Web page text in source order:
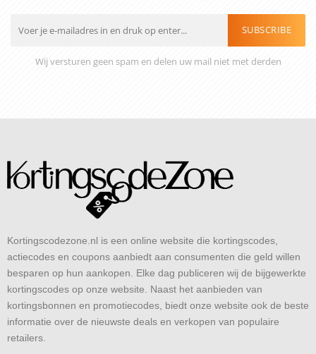
SUBSCRIBE
Wij versturen geen spam en delen uw mail niet met derden
Kortingscodezone.nl is een online website die kortingscodes,
actiecodes en coupons aanbiedt aan consumenten die geld willen
besparen op hun aankopen. Elke dag publiceren wij de bijgewerkte
kortingscodes op onze website. Naast het aanbieden van
kortingsbonnen en promotiecodes, biedt onze website ook de beste
informatie over de nieuwste deals en verkopen van populaire
retailers.